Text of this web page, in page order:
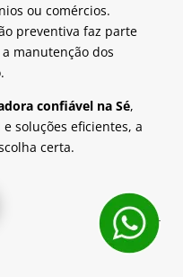
ou comércios.
preventiva faz parte
manutenção dos
confiável na Sé,
soluções eficientes, a
certa.